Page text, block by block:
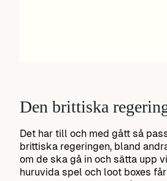
Den brittiska
Det har till och med gått så
brittiska regeringen, bland
om de ska gå in och sätta upp
huruvida spel och loot boxes